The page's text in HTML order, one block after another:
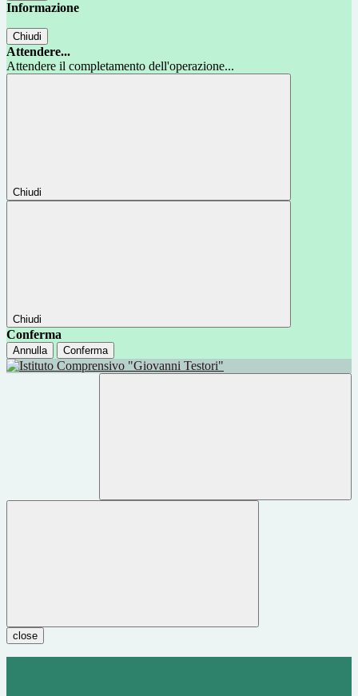
Informazione
Chiudi
Attendere...
Attendere il completamento dell'operazione...
Chiudi
Chiudi
Conferma
Annulla Conferma
close